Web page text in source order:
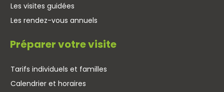
Les visites guidées
Les rendez-vous annuels
Préparer votre visite
Tarifs individuels et familles
Calendrier et horaires